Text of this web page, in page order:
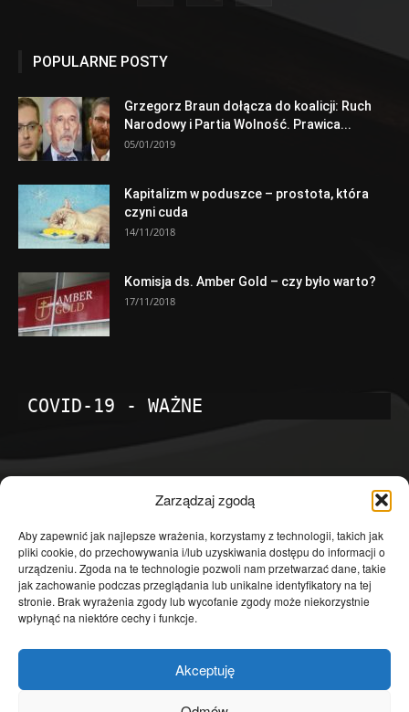
Zarządzaj zgodą
Aby zapewnić jak najlepsze wrażenia, korzystamy z technologii, takich jak
pliki cookie, do przechowywania i/lub uzyskiwania dostępu do informacji o
urządzeniu. Zgoda na te technologie pozwoli nam przetwarzać dane, takie
jak zachowanie podczas przeglądania lub unikalne identyfikatory na tej
stronie. Brak wyrażenia zgody lub wycofanie zgody może niekorzystnie
wpłynąć na niektóre cechy i funkcje.
Akceptuję
POPULARNE POSTY
Grzegorz Braun dołącza do koalicji: Ruch
Narodowy i Partia Wolność. Prawica...
05/01/2019
Kapitalizm w poduszce – prostota, która
czyni cuda
14/11/2018
Komisja ds. Amber Gold – czy było warto?
17/11/2018
COVID-19 - WAŻNE
Temat dnia
4601
Publicystyka
4363
Polityka
3639
Polska
Społeczeństwo
2823